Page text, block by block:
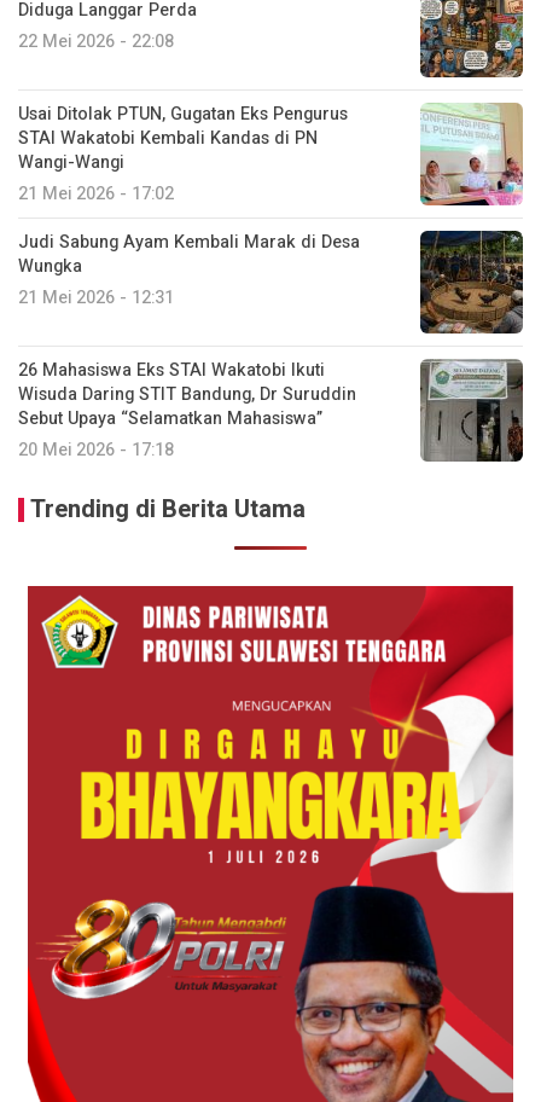
Diduga Langgar Perda
22 Mei 2026 - 22:08
Usai Ditolak PTUN, Gugatan Eks Pengurus
STAI Wakatobi Kembali Kandas di PN
Wangi-Wangi
21 Mei 2026 - 17:02
Judi Sabung Ayam Kembali Marak di Desa
Wungka
21 Mei 2026 - 12:31
26 Mahasiswa Eks STAI Wakatobi Ikuti
Wisuda Daring STIT Bandung, Dr Suruddin
Sebut Upaya “Selamatkan Mahasiswa”
20 Mei 2026 - 17:18
Trending di Berita Utama